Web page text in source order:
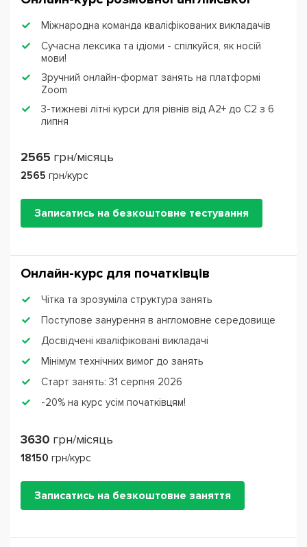
Міжнародна команда кваліфікованих викладачів
Сучасна лексика та ідіоми - спілкуйся, як носій
мови!
Зручний онлайн-формат занять на платформі
Zoom
3-тижневі літні курси для рівнів від А2+ до С2 з 6
липня
2565 грн/місяць
2565 грн/курс
Записатись на безкоштовне тестування
Онлайн-курс для початківців
Чітка та зрозуміла структура занять
Поступове занурення в англомовне середовище
Досвідчені кваліфіковані викладачі
Мінімум технічних вимог до занять
Старт занять: 31 серпня 2026
-20% на курс усім початківцям!
3630 грн/місяць
18150 грн/курс
Записатись на безкоштовне заняття